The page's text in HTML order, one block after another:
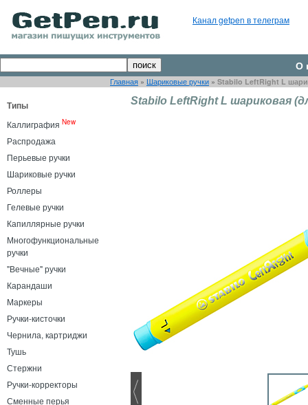
Канал getpen в телеграм
О
Главная » Шариковые ручки » Stabilo LeftRight L
Типы
Каллиграфия New
Распродажа
Перьевые ручки
Шариковые ручки
Роллеры
Гелевые ручки
Капиллярные ручки
Многофункциональные
ручки
"Вечные" ручки
Карандаши
Маркеры
Ручки-кисточки
Чернила, картриджи
Тушь
Стержни
Ручки-корректоры
Сменные перья
Stabilo LeftRight L шариковая